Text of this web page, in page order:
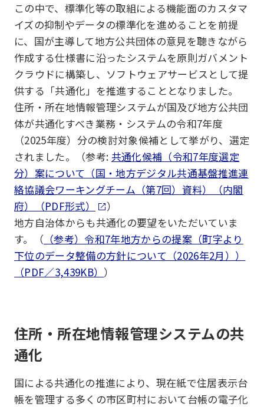
この中で、標準化等の取組による機能面のカスタマ
イズの抑制やデータの標準化を進めることを前提
に、国が主導して地方公共団体の意見を聴きながら
作成する仕様書に沿ったシステムを原則ガバメント
クラウドに構築し、ソフトウェアサービスとして提
供する「共通化」を推進することとなりました。
住所・所在地情報管理システムが国及び地方公共団
体が共通化すべき業務・システムの令和7年度
（2025年度）分の検討対象候補として挙がり、選定
されました。（参考: 共通化候補（令和7年度選定
分）案について（国・地方デジタル共通基盤推進連
絡協議会ワーキングチーム（第7回）資料）（内閣
府）（PDF形式）
）
地方自治体からも共通化の要望をいただいていま
す。（ （参考）令和7年地方からの提案（町字より
下位のデータ整備の方針について（2026年2月））
（PDF／3,439KB） ）
住所・所在地情報管理システムの共
通化
国による共通化の推進により、現在紙で住居表示台
帳を管理する多くの市区町村において台帳の電子化